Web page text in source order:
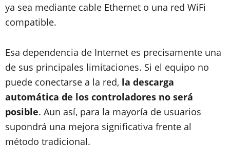
ya sea mediante cable Ethernet o una red WiFi
compatible.
Esa dependencia de Internet es precisamente una
de sus principales limitaciones. Si el equipo no
puede conectarse a la red, la descarga
automática de los controladores no será
posible. Aun así, para la mayoría de usuarios
supondrá una mejora significativa frente al
método tradicional.